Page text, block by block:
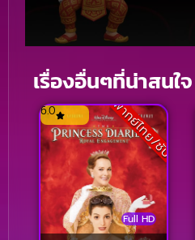
เรื่องอื่นๆที่น่าสนใจ
พากย์ไทย/ซับ
Full HD
6.0